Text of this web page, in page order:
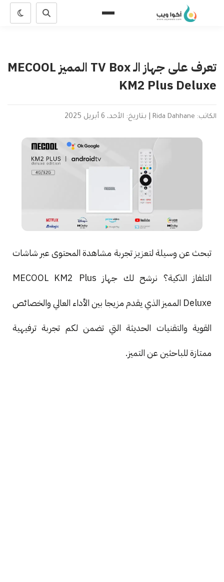
تعرف على جهاز الـ TV Box المميز MECOOL
KM2 Plus Deluxe
الكاتب: Rida Dahhane بتاريخ: الأحد، 6 أبريل 2025
تبحث عن وسيلة لتعزيز تجربة مشاهدة المحتوى عبر شاشات
التلفاز الذكية؟ نرشح لك جهاز MECOOL KM2 Plus
Deluxe المميز الذي يقدم مزيجا بين الأداء العالي والخصائص
القوية والتقنيات الحديثة التي تضمن لكم تجربة ترفيهية
ممتازة للباحثين عن التميز.